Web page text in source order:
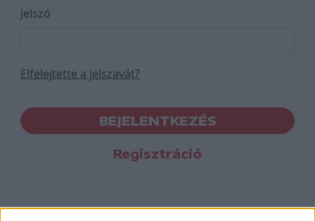
Jelszó
Elfelejtette a jelszavát?
BEJELENTKEZÉS
Regisztráció